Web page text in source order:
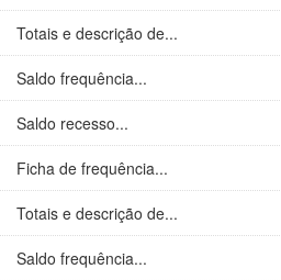
Totais e descrição de...
Saldo frequência...
Saldo recesso...
Ficha de frequência...
Totais e descrição de...
Saldo frequência...